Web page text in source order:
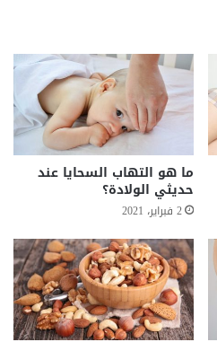
ما هو التهاب السحايا عند
حديثي الولادة؟
2 فبراير، 2021